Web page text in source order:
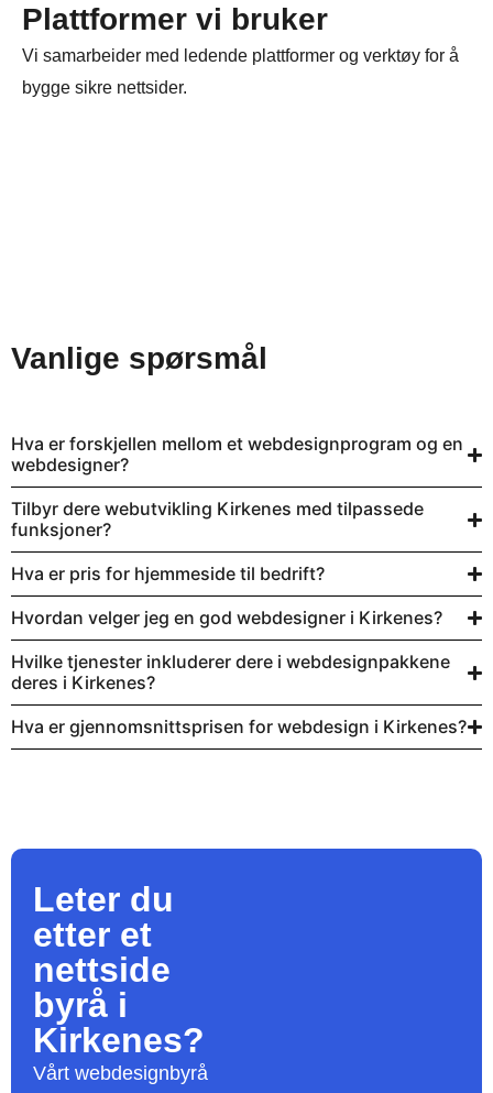
Plattformer vi bruker
Vi samarbeider med ledende plattformer og verktøy for å
bygge sikre nettsider.
Vanlige spørsmål
Hva er forskjellen mellom et webdesignprogram og en
webdesigner?
Tilbyr dere webutvikling Kirkenes med tilpassede
funksjoner?
Hva er pris for hjemmeside til bedrift?
Hvordan velger jeg en god webdesigner i Kirkenes?
Hvilke tjenester inkluderer dere i webdesignpakkene
deres i Kirkenes?
Hva er gjennomsnittsprisen for webdesign i Kirkenes?
Leter du
etter et
nettside
byrå i
Kirkenes?
Vårt webdesignbyrå